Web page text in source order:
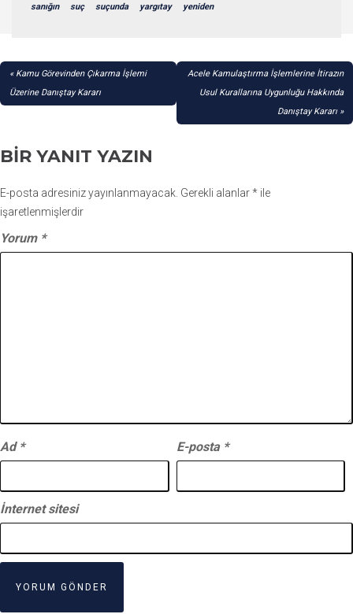
sanığın suç suçunda yargıtay yeniden
YAZI
GEZINMESI
Kamu Görevinden Çıkarma İşlemi
Üzerine Danıştay Kararı
Acele Kamulaştırma İşlemlerine İtirazın
Usul Kurallarına Uygunluğu Hakkında
Danıştay Kararı
BIR YANIT YAZIN
E-posta adresiniz yayınlanmayacak. Gerekli alanlar* ile
işaretlenmişlerdir
Yorum *
Ad * E-posta *
İnternet sitesi